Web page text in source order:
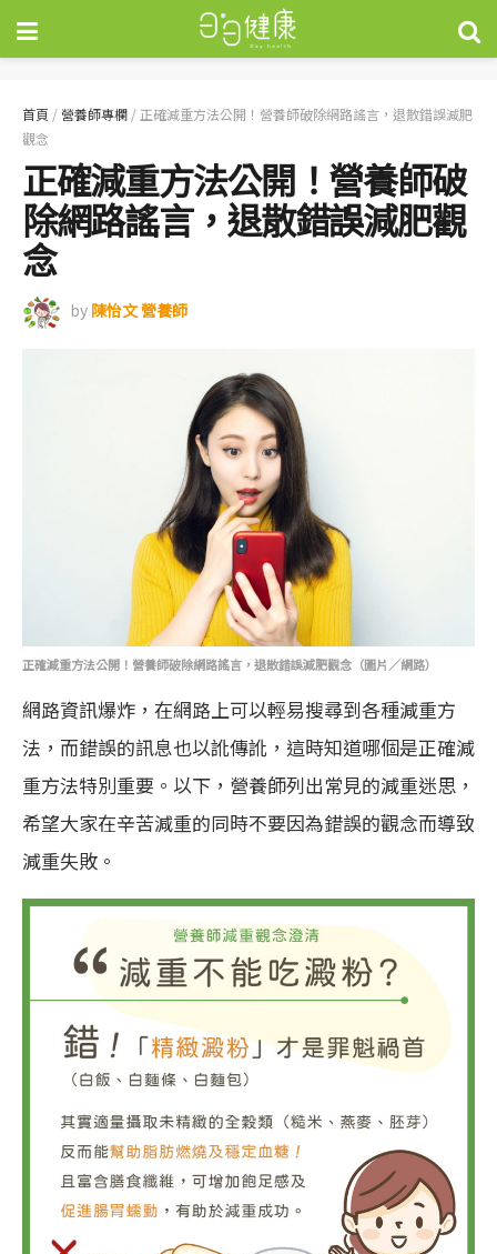
首頁 /營養師專欄 / 正確減重方法公開！營養師破除網路謠言，退散錯誤減肥
觀念
正確減重方法公開！營養師破
除網路謠言，退散錯誤減肥觀
念
by 陳怡文 營養師
正確減重方法公開！營養師破除網路謠言，退散錯誤減肥觀念（圖片／網路）
網路資訊爆炸，在網路上可以輕易搜尋到各種減重方
法，而錯誤的訊息也以訛傳訛，這時知道哪個是正確減
重方法特別重要。以下，營養師列出常見的減重迷思，
希望大家在辛苦減重的同時不要因為錯誤的觀念而導致
減重失敗。